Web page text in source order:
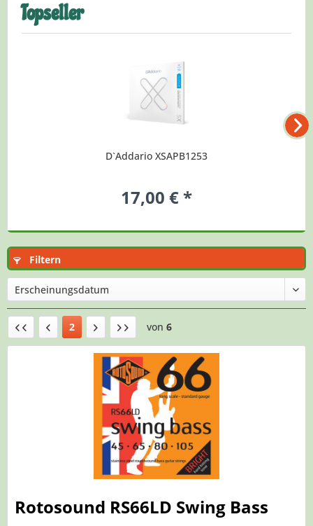
Topseller
D`Addario XSAPB1253
17,00 € *
Filtern
2 von 6
Rotosound RS66LD Swing Bass